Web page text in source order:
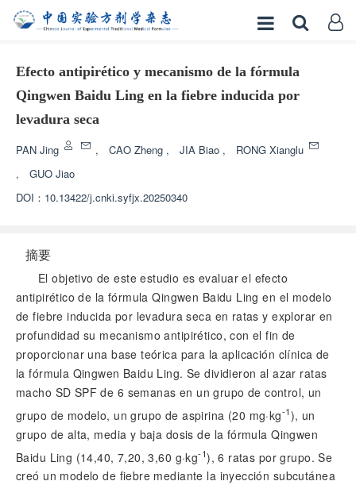
Efecto antipirético y mecanismo de la fórmula
Qingwen Baidu Ling en la fiebre inducida por
levadura seca
PAN Jing , CAO Zheng , JIA Biao ,
RONG Xianglu
,
GUO Jiao
DOI： 10.13422/j.cnki.syfjx.20250340
摘要
El objetivo de este estudio es evaluar el efecto
antipirético de la fórmula Qingwen Baidu Ling en el modelo
de fiebre inducida por levadura seca en ratas y explorar en
profundidad su mecanismo antipirético, con el fin de
proporcionar una base teórica para la aplicación clínica de
la fórmula Qingwen Baidu Ling. Se dividieron al azar ratas
macho SD SPF de 6 semanas en un grupo de control, un
grupo de modelo, un grupo de aspirina (20 mg·kg-1), un
grupo de alta, media y baja dosis de la fórmula Qingwen
Baidu Ling (14,40, 7,20, 3,60 g·kg-1), 6 ratas por grupo. Se
creó un modelo de fiebre mediante la inyección subcutánea